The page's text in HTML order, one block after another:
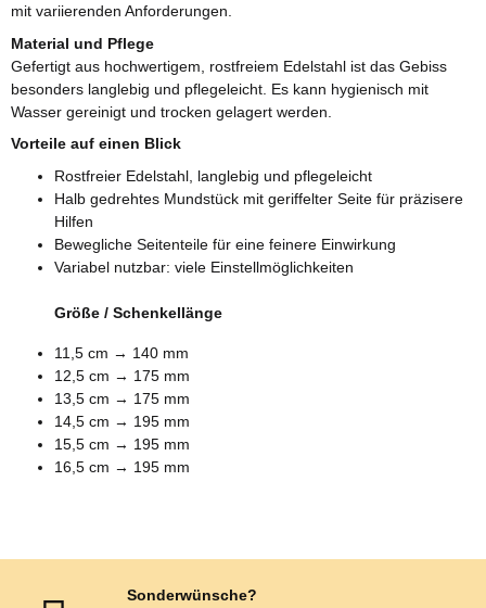
mit variierenden Anforderungen.
Material und Pflege
Gefertigt aus hochwertigem, rostfreiem Edelstahl ist das Gebiss
besonders langlebig und pflegeleicht. Es kann hygienisch mit
Wasser gereinigt und trocken gelagert werden.
Vorteile auf einen Blick
Rostfreier Edelstahl, langlebig und pflegeleicht
Halb gedrehtes Mundstück mit geriffelter Seite für präzisere
Hilfen
Bewegliche Seitenteile für eine feinere Einwirkung
Variabel nutzbar: viele Einstellmöglichkeiten
Größe / Schenkellänge
11,5 cm → 140 mm
12,5 cm → 175 mm
13,5 cm → 175 mm
14,5 cm → 195 mm
15,5 cm → 195 mm
16,5 cm → 195 mm
Sonderwünsche?